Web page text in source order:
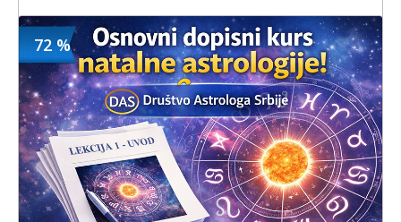
Kupljeno
17 kom.
640 din
1300 din
72 %